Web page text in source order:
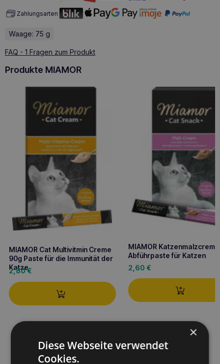
Zahlungsarten
Waage: 75 g
FAQ - 1 Fragen zum Produkt
Produkte MIAMOR
MIAMOR Cat Multivitmin Creme
90g Paste für die Immunität der
Katze
2,80€
MIAMOR
Abführpaste für Katzen
2,60 €
×
Diese Webseite verwendet
Cookies.